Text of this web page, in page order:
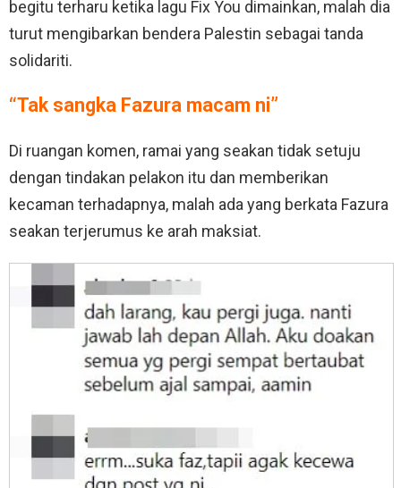
begitu terharu ketika lagu Fix You dimainkan, malah dia
turut mengibarkan bendera Palestin sebagai tanda
solidariti.
“Tak sangka Fazura macam ni”
Di ruangan komen, ramai yang seakan tidak setuju
dengan tindakan pelakon itu dan memberikan
kecaman terhadapnya, malah ada yang berkata Fazura
seakan terjerumus ke arah maksiat.